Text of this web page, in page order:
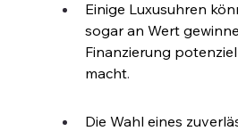
Einige Luxusuhren
sogar an Wert
Finanzierung
macht.
Die Wahl eines